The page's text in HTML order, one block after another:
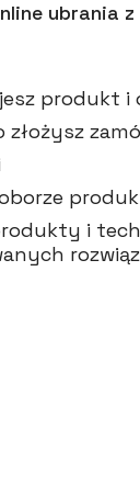
ubrania
produkt i
i